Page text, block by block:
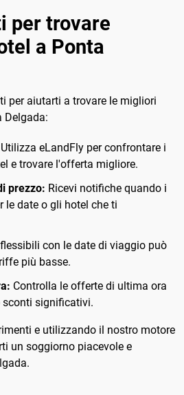
per trovare
a Ponta
per aiutarti a trovare le migliori
Delgada:
Utilizza eLandFly per confrontare i
e trovare l'offerta migliore.
prezzo: Ricevi notifiche quando i
le date o gli hotel che ti
flessibili con le date di viaggio può
più basse.
Controlla le offerte di ultima ora
significativi.
e utilizzando il nostro motore
un soggiorno piacevole e